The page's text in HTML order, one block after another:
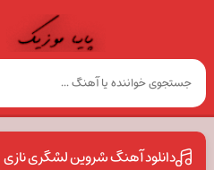
دانلود آهنگ شروین لشگری نازی